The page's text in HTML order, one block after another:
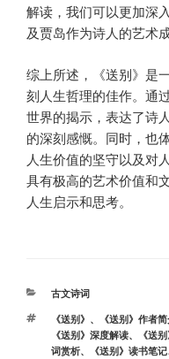
解读，我们可以更加深
及贾岛作为诗人的艺术
综上所述，《送别》是
刻人生哲理的佳作。通
世界的揭示，表达了诗
的深刻感慨。同时，也
人生价值的坚守以及对
具有极高的艺术价值和
人生启示和思考。
分
古文诗词
标
签
《送别》 、 《送别》作者
《送别》深度解读、 《送
词赏析、 《送别》读书笔记、